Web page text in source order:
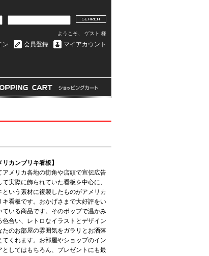
ようこそ、 ゲスト 様
マイアカウント
会員登録
ン
リカンブリキ看板】
アメリカ各地の街角や店頭で宣伝広告
て実際に飾られていた看板を中心に、
という素材に複製したものがアメリカ
キ看板です。おかげさまで大好評をい
ている商品です。そのポップで温かみ
色合い、レトロなイラストとデザイン
たのお部屋の雰囲気をガラリとお洒落
てくれます。お部屋やショップのイン
としてはもちろん、プレゼントにも最